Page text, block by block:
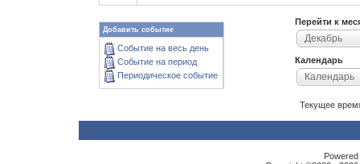
Добавить событие
Событие на весь день
Событие на период
Периодическое событие
Перейти к
Декабрь
Календарь
Календарь
Текущее